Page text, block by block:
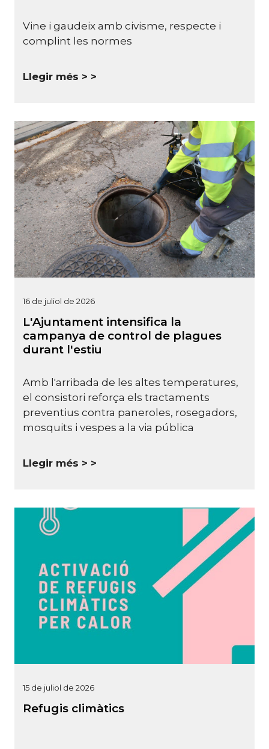
Vine i gaudeix amb civisme, respecte i
complint les normes
Llegir més >
16 de juliol de 2026
L'Ajuntament intensifica la
campanya de control de plagues
durant l'estiu
Amb l'arribada de les altes temperatures,
el consistori reforça els tractaments
preventius contra paneroles, rosegadors,
mosquits i vespes a la via pública
Llegir més >
15 de juliol de 2026
Refugis climàtics